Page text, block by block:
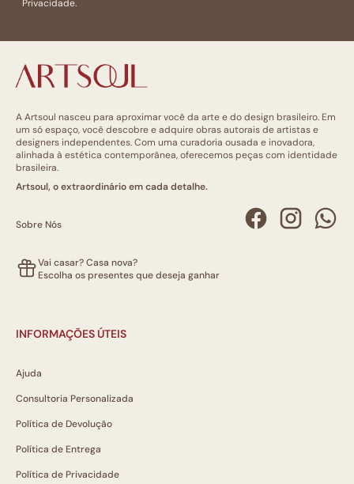
Privacidade.
A Artsoul nasceu para aproximar você da arte e do design brasileiro. Em
um só espaço, você descobre e adquire obras autorais de artistas e
designers independentes. Com uma curadoria ousada e inovadora,
alinhada à estética contemporânea, oferecemos peças com identidade
brasileira.
Artsoul, o extraordinário em cada detalhe.
Sobre Nós
Vai casar? Casa nova?
Escolha os presentes que deseja ganhar
INFORMAÇÕES ÚTEIS
Ajuda
Consultoria Personalizada
Política de Devolução
Política de Entrega
Política de Privacidade